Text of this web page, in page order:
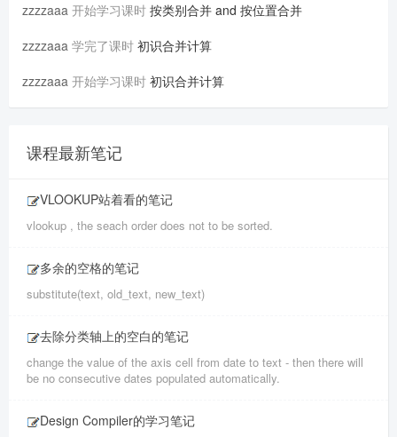
zzzzaaa 开始学习课时 按类别合并 and 按位置合并
zzzzaaa 学完了课时 初识合并计算
zzzzaaa 开始学习课时 初识合并计算
课程最新笔记
VLOOKUP站着看的笔记
vlookup , the seach order does not to be sorted.
多余的空格的笔记
substitute(text, old_text, new_text)
去除分类轴上的空白的笔记
change the value of the axis cell from date to text - then there will
be no consecutive dates populated automatically.
Design Compiler的学习笔记